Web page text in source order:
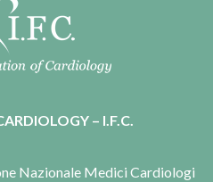
– I.F.C.
Nazionale Medici Cardiologi